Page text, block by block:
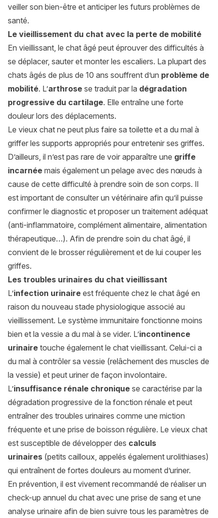
veiller son bien-être et anticiper les futurs problèmes de
santé.
Le vieillissement du chat avec la perte de mobilité
En vieillissant, le chat âgé peut éprouver des difficultés à
se déplacer, sauter et monter les escaliers. La plupart des
chats âgés de plus de 10 ans souffrent d’un problème de
mobilité. L’arthrose se traduit par la dégradation
progressive du cartilage. Elle entraîne une forte
douleur lors des déplacements.
Le vieux chat ne peut plus faire sa toilette et a du mal à
griffer les supports appropriés pour entretenir ses griffes.
D’ailleurs, il n’est pas rare de voir apparaître une griffe
incarnée mais également un pelage avec des nœuds à
cause de cette difficulté à prendre soin de son corps. Il
est important de consulter un vétérinaire afin qu’il puisse
confirmer le diagnostic et proposer un traitement adéquat
(anti-inflammatoire, complément alimentaire, alimentation
thérapeutique…). Afin de prendre soin du chat âgé, il
convient de le brosser régulièrement et de lui couper les
griffes.
Les troubles urinaires du chat vieillissant
L’infection urinaire est fréquente chez le chat âgé en
raison du nouveau stade physiologique associé au
vieillissement. Le système immunitaire fonctionne moins
bien et la vessie a du mal à se vider. L’incontinence
urinaire touche également le chat vieillissant. Celui-ci a
du mal à contrôler sa vessie (relâchement des muscles de
la vessie) et peut uriner de façon involontaire.
L’insuffisance rénale chronique se caractérise par la
dégradation progressive de la fonction rénale et peut
entraîner des troubles urinaires comme une miction
fréquente et une prise de boisson régulière. Le vieux chat
est susceptible de développer des calculs
urinaires (petits cailloux, appelés également urolithiases)
qui entraînent de fortes douleurs au moment d’uriner.
En prévention, il est vivement recommandé de réaliser un
check-up annuel du chat avec une prise de sang et une
analyse urinaire afin de bien suivre tous les paramètres de